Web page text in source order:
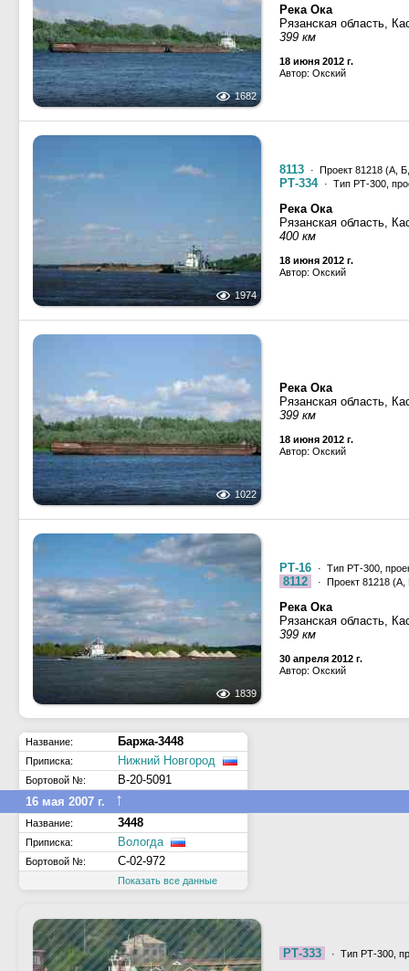
1682
Река Ока
Рязанская область,
399 км
18 июня 2012 г.
Автор: Окский
1974
8113 · Проект 81218 (А,
РТ-334 · Тип РТ-300,
Река Ока
Рязанская область,
400 км
18 июня 2012 г.
Автор: Окский
1022
Река Ока
Рязанская область,
399 км
18 июня 2012 г.
Автор: Окский
1839
РТ-16 · Тип РТ-300,
8112 · Проект 81218
Река Ока
Рязанская область,
399 км
30 апреля 2012 г.
Автор: Окский
Название: Баржа-3448
Приписка: Нижний Новгород
Бортовой №:
В-20-5091
16 мая 2007 г.
↑
Название: 3448
Приписка: Вологда
Бортовой №: С-02-972
Показать все данные
РТ-333 · Тип РТ-300,